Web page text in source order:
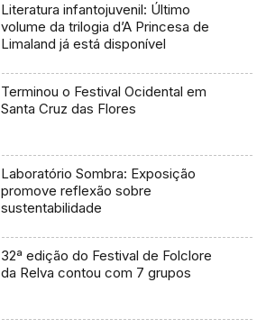
Literatura infantojuvenil: Último
volume da trilogia d’A Princesa de
Limaland já está disponível
Terminou o Festival Ocidental em
Santa Cruz das Flores
Laboratório Sombra: Exposição
promove reflexão sobre
sustentabilidade
32ª edição do Festival de Folclore
da Relva contou com 7 grupos